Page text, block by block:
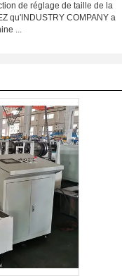
de réglage de taille de la
qu'INDUSTRY COMPANY a
...